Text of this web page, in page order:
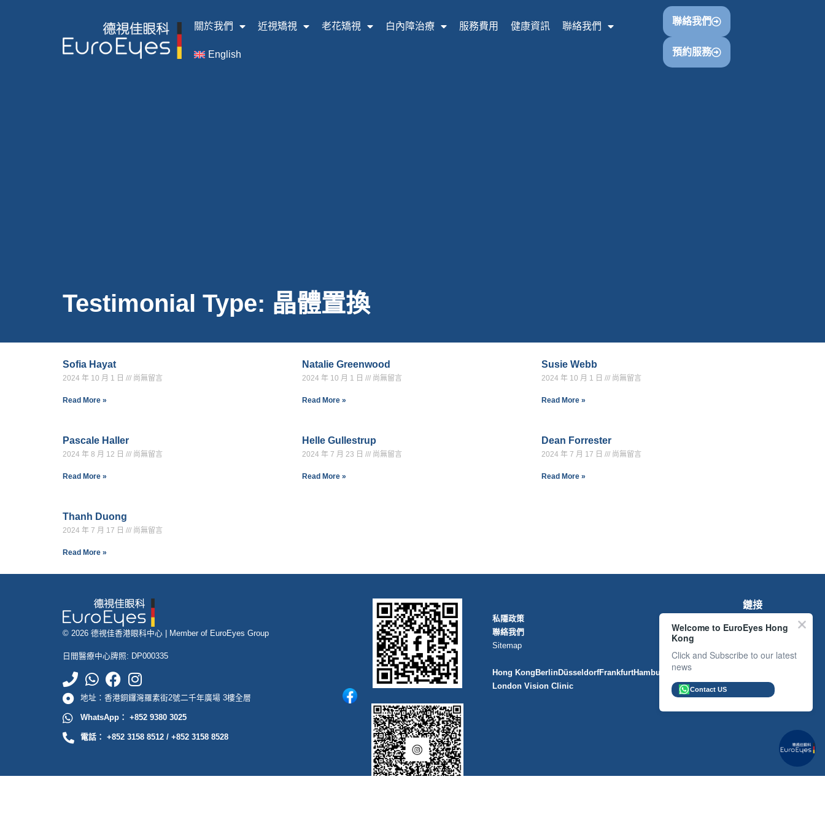
關於我們 近視矯視 老花矯視 白內障治療 服務費用 健康資訊 聯絡我們
English
聯絡我們
預約服務
Testimonial Type: 晶體置換
Sofia Hayat
2024 年 10 月 1 日 尚無留言
Read More »
Natalie Greenwood
2024 年 10 月 1 日 尚無留言
Read More »
Susie Webb
2024 年 10 月 1 日 尚無留言
Read More »
Pascale Haller
2024 年 8 月 12 日 尚無留言
Read More »
Helle Gullestrup
2024 年 7 月 23 日 尚無留言
Read More »
Dean Forrester
2024 年 7 月 17 日 尚無留言
Read More »
Thanh Duong
2024 年 7 月 17 日 尚無留言
Read More »
© 2026 德視佳香港眼科中心 | Member of EuroEyes Group
日間醫療中心牌照: DP000335
地址：香港銅鑼灣羅素街2號二千年廣場 3樓全層
WhatsApp： +852 9380 3025
電話： +852 3158 8512 / +852 3158 8528
鏈接
私隱政策
聯絡我們
Sitemap
Locations
Hong KongBerlinDüsseldorfFrankfurtHamburg Munich
London Vision Clinic
Welcome to EuroEyes Hong
Kong
Click and Subscribe to our latest
news
Contact US